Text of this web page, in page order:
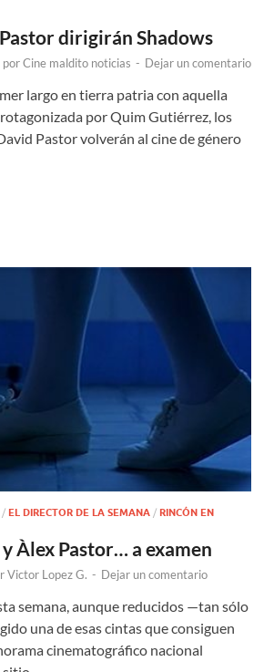
dirigirán Shadows
porCine maldito noticias - Dejar un comentario
largo en tierra patria con aquella
por Quim Gutiérrez, los
Pastor volverán al cine de género
/ EL DIRECTOR DE LA SEMANA / RINCÓN EN
Àlex Pastor… a examen
Victor Lopez G. - Dejar un comentario
semana, aunque reducidos —tan sólo
una de esas cintas que consiguen
cinematográfico nacional